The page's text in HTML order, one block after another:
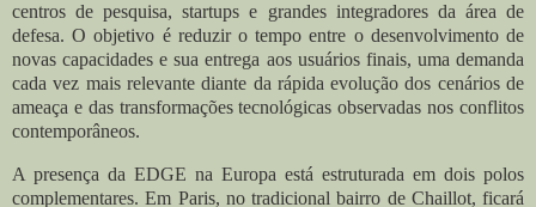
centros de pesquisa, startups e grandes integradores da área de
defesa. O objetivo é reduzir o tempo entre o desenvolvimento de
novas capacidades e sua entrega aos usuários finais, uma demanda
cada vez mais relevante diante da rápida evolução dos cenários de
ameaça e das transformações tecnológicas observadas nos conflitos
contemporâneos.
A presença da EDGE na Europa está estruturada em dois polos
complementares. Em Paris, no tradicional bairro de Chaillot, ficará